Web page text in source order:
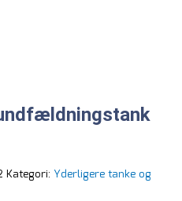
Kategori: Yderligere tanke og